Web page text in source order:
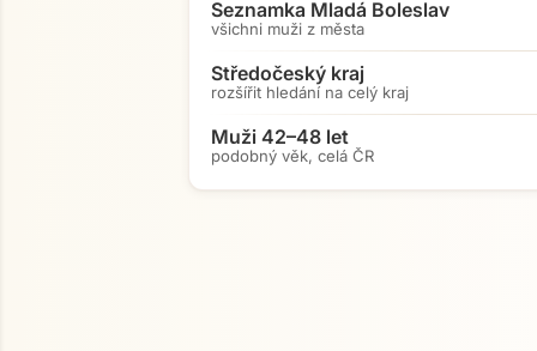
Seznamka Mladá Boleslav
všichni muži z města
Středočeský kraj
rozšířit hledání na celý kraj
Muži 42–48 let
podobný věk, celá ČR